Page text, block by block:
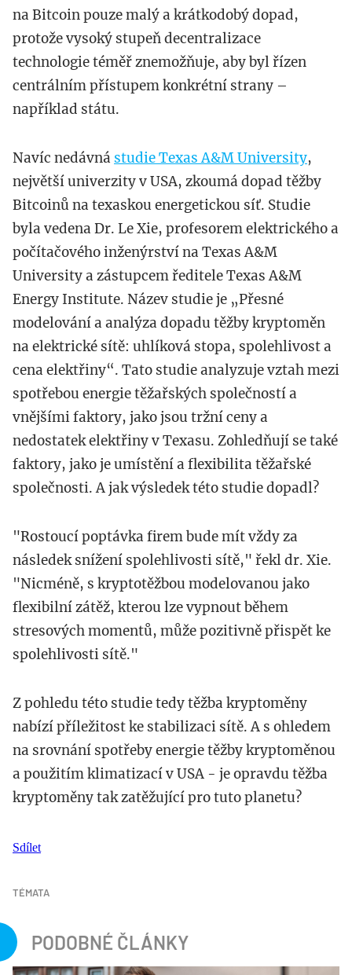
na Bitcoin pouze malý a krátkodobý dopad,
protože vysoký stupeň decentralizace
technologie téměř znemožňuje, aby byl řízen
centrálním přístupem konkrétní strany –
například státu.
Navíc nedávná studie Texas A&M University,
největší univerzity v USA, zkoumá dopad těžby
Bitcoinů na texaskou energetickou síť. Studie
byla vedena Dr. Le Xie, profesorem elektrického a
počítačového inženýrství na Texas A&M
University a zástupcem ředitele Texas A&M
Energy Institute. Název studie je „Přesné
modelování a analýza dopadu těžby kryptoměn
na elektrické sítě: uhlíková stopa, spolehlivost a
cena elektřiny“. Tato studie analyzuje vztah mezi
spotřebou energie těžařských společností a
vnějšími faktory, jako jsou tržní ceny a
nedostatek elektřiny v Texasu. Zohledňují se také
faktory, jako je umístění a flexibilita těžařské
společnosti. A jak výsledek této studie dopadl?
"Rostoucí poptávka firem bude mít vždy za
následek snížení spolehlivosti sítě," řekl dr. Xie.
"Nicméně, s kryptotěžbou modelovanou jako
flexibilní zátěž, kterou lze vypnout během
stresových momentů, může pozitivně přispět ke
spolehlivosti sítě."
Z pohledu této studie tedy těžba kryptoměny
nabízí příležitost ke stabilizaci sítě. A s ohledem
na srovnání spotřeby energie těžby kryptoměnou
a použitím klimatizací v USA - je opravdu těžba
kryptoměny tak zatěžující pro tuto planetu?
Sdílet
TÉMATA
PODOBNÉ ČLÁNKY